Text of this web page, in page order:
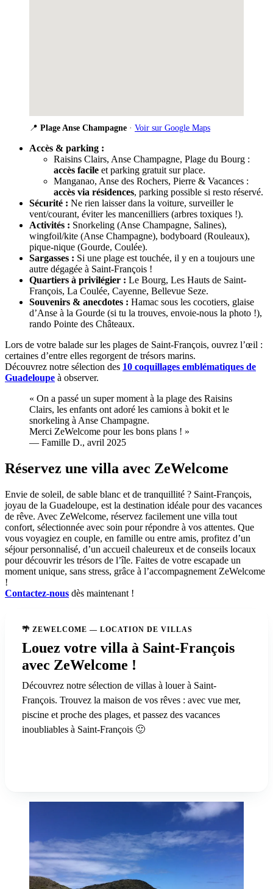
📍 Plage Anse Champagne · Voir sur Google Maps
Accès & parking :
Raisins Clairs, Anse Champagne, Plage du Bourg :
accès facile et parking gratuit sur place.
Manganao, Anse des Rochers, Pierre & Vacances :
accès via résidences, parking possible si resto réservé.
Sécurité : Ne rien laisser dans la voiture, surveiller le
vent/courant, éviter les mancenilliers (arbres toxiques !).
Activités : Snorkeling (Anse Champagne, Salines),
wingfoil/kite (Anse Champagne), bodyboard (Rouleaux),
pique-nique (Gourde, Coulée).
Sargasses : Si une plage est touchée, il y en a toujours une
autre dégagée à Saint-François !
Quartiers à privilégier : Le Bourg, Les Hauts de Saint-
François, La Coulée, Cayenne, Bellevue Seze.
Souvenirs & anecdotes : Hamac sous les cocotiers, glaise
d’Anse à la Gourde (si tu la trouves, envoie-nous la photo !),
rando Pointe des Châteaux.
Lors de votre balade sur les plages de Saint-François, ouvrez l’œil :
certaines d’entre elles regorgent de trésors marins.
Découvrez notre sélection des 10 coquillages emblématiques de
Guadeloupe à observer.
« On a passé un super moment à la plage des Raisins
Clairs, les enfants ont adoré les camions à bokit et le
snorkeling à Anse Champagne.
Merci ZeWelcome pour les bons plans ! »
— Famille D., avril 2025
Réservez une villa avec ZeWelcome
Envie de soleil, de sable blanc et de tranquillité ? Saint-François,
joyau de la Guadeloupe, est la destination idéale pour des vacances
de rêve. Avec ZeWelcome, réservez facilement une villa tout
confort, sélectionnée avec soin pour répondre à vos attentes. Que
vous voyagiez en couple, en famille ou entre amis, profitez d’un
séjour personnalisé, d’un accueil chaleureux et de conseils locaux
pour découvrir les trésors de l’île. Faites de votre escapade un
moment unique, sans stress, grâce à l’accompagnement ZeWelcome
!
Contactez-nous dès maintenant !
🌴 ZEWELCOME — LOCATION DE VILLAS
Louez votre villa à Saint-François
avec ZeWelcome !
Découvrez notre sélection de villas à louer à Saint-
François. Trouvez la maison de vos rêves : avec vue mer,
piscine et proche des plages, et passez des vacances
inoubliables à Saint-François 🙂